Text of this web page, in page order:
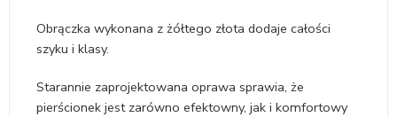
Obrączka wykonana z żółtego złota dodaje całości
szyku i klasy.
Starannie zaprojektowana oprawa sprawia, że
pierścionek jest zarówno efektowny, jak i komfortowy